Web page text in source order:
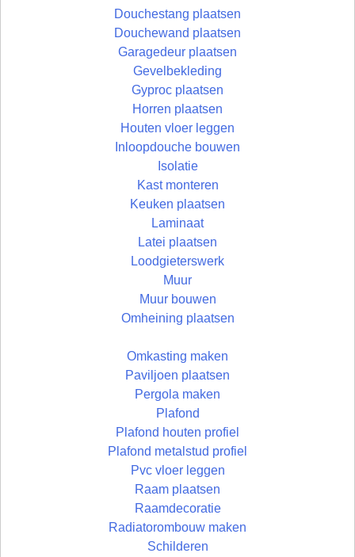
Douchestang plaatsen
Douchewand plaatsen
Garagedeur plaatsen
Gevelbekleding
Gyproc plaatsen
Horren plaatsen
Houten vloer leggen
Inloopdouche bouwen
Isolatie
Kast monteren
Keuken plaatsen
Laminaat
Latei plaatsen
Loodgieterswerk
Muur
Muur bouwen
Omheining plaatsen
Omkasting maken
Paviljoen plaatsen
Pergola maken
Plafond
Plafond houten profiel
Plafond metalstud profiel
Pvc vloer leggen
Raam plaatsen
Raamdecoratie
Radiatorombouw maken
Schilderen